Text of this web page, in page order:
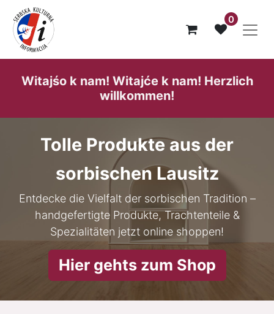
0
Witajśo k nam! Witajće k nam! He​rzlich
willk​ommen!
Tolle Produkte aus der
sorbischen Lausitz
Entdecke die Vielfalt der sorbischen Tradition –
handgefertigte Produkte, Trachtenteile &
Spezialitäten jetzt online shoppen!
Hier gehts zum Shop